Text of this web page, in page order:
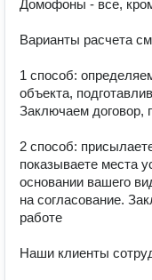
Домофоны - все,
Варианты расчета
1 способ:
объекта,
Заключаем договор,
2 способ:
показываете места
основании вашего
на согласование.
работе
Наши клиенты